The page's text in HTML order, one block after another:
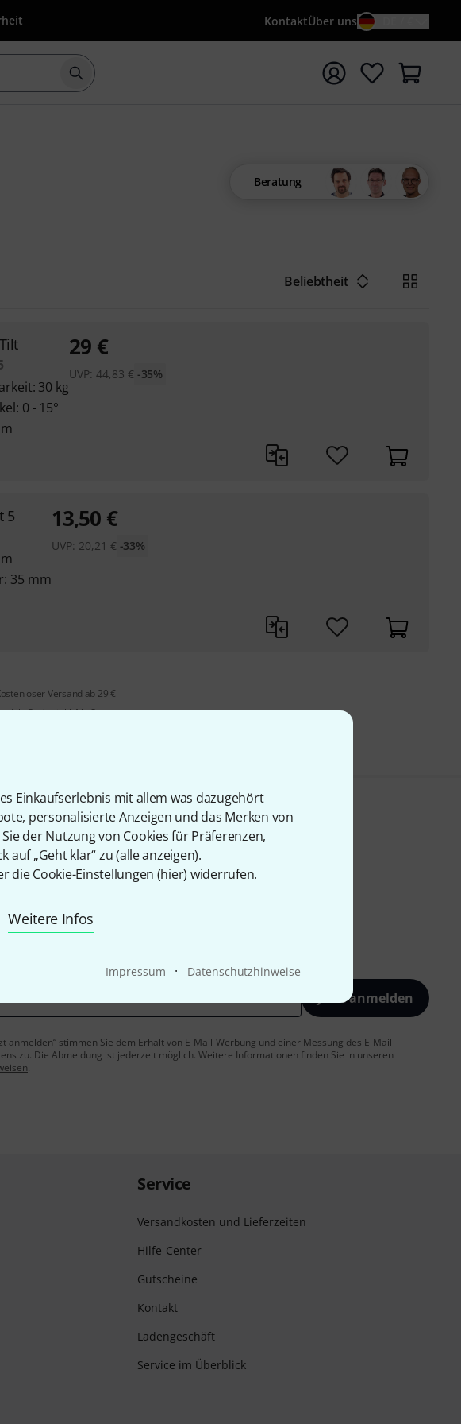
Einkaufserlebnis mit allem was dazugehört
personalisierte Anzeigen und das Merken von
der Nutzung von Cookies für Präferenzen,
auf „Geht klar“ zu (alle anzeigen).
die Cookie-Einstellungen (hier) widerrufen.
Weitere Infos
Impressum · Datenschutzhinweise
KontaktÜber uns
Suche mit Suchwort {searchTerm} starten
Beratung
Beliebtheit
30 kg
0 - 15°
29 €
UVP: 44,83 € -35%
5
35 mm
13,50 €
UVP: 20,21 € -33%
Versand ab 29 €
Alle Preise inkl. MwSt.
Jetzt anmelden
anmelden“ stimmen Sie dem Erhalt von E-Mail-Werbung und einer Messung des E-Mail-
zu. Die Abmeldung ist jederzeit möglich. Weitere Informationen finden Sie in unseren
.
Service
Versandkosten und Lieferzeiten
Hilfe-Center
Gutscheine
Kontakt
Ladengeschäft
Service im Überblick